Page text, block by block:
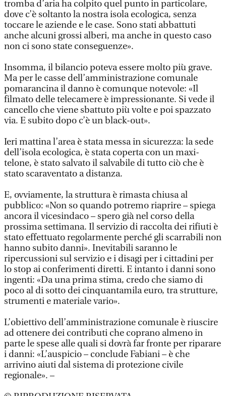
tromba d’aria ha colpito quel punto in particolare,
dove c’è soltanto la nostra isola ecologica, senza
toccare le aziende e le case. Sono stati abbattuti
anche alcuni grossi alberi, ma anche in questo caso
non ci sono state conseguenze».
Insomma, il bilancio poteva essere molto più grave.
Ma per le casse dell’amministrazione comunale
pomarancina il danno è comunque notevole: «Il
filmato delle telecamere è impressionante. Si vede il
cancello che viene sbattuto più volte e poi spazzato
via. E subito dopo c’è un black-out».
Ieri mattina l’area è stata messa in sicurezza: la sede
dell’isola ecologica, è stata coperta con un maxi-
telone, è stato salvato il salvabile di tutto ciò che è
stato scaraventato a distanza.
E, ovviamente, la struttura è rimasta chiusa al
pubblico: «Non so quando potremo riaprire – spiega
ancora il vicesindaco – spero già nel corso della
prossima settimana. Il servizio di raccolta dei rifiuti è
stato effettuato regolarmente perché gli scarrabili non
hanno subito danni». Inevitabili saranno le
ripercussioni sul servizio e i disagi per i cittadini per
lo stop ai conferimenti diretti. E intanto i danni sono
ingenti: «Da una prima stima, credo che siamo di
poco al di sotto dei cinquantamila euro, tra strutture,
strumenti e materiale vario».
L’obiettivo dell’amministrazione comunale è riuscire
ad ottenere dei contributi che coprano almeno in
parte le spese alle quali si dovrà far fronte per riparare
i danni: «L’auspicio – conclude Fabiani – è che
arrivino aiuti dal sistema di protezione civile
regionale». –